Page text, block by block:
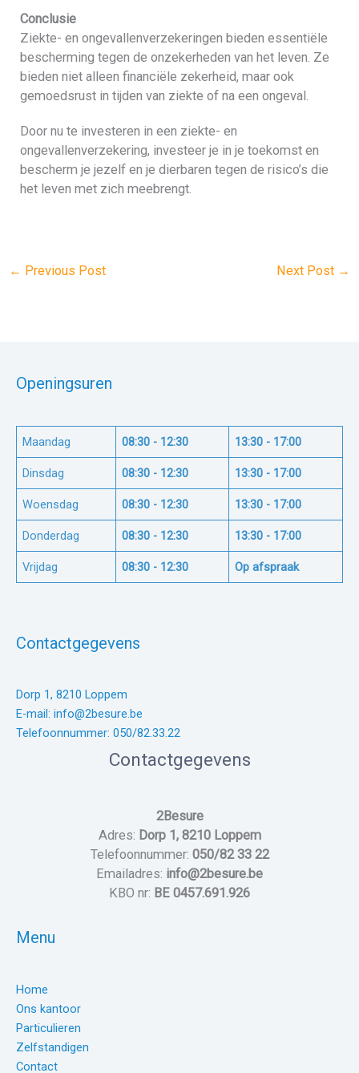
Conclusie
Ziekte- en ongevallenverzekeringen bieden essentiële
bescherming tegen de onzekerheden van het leven. Ze
bieden niet alleen financiële zekerheid, maar ook
gemoedsrust in tijden van ziekte of na een ongeval.
Door nu te investeren in een ziekte- en
ongevallenverzekering, investeer je in je toekomst en
bescherm je jezelf en je dierbaren tegen de risico’s die
het leven met zich meebrengt.
← Previous Post Next Post →
Openingsuren
Maandag 08:30 - 12:30 13:30 - 17:00
Dinsdag 08:30 - 12:30 13:30 - 17:00
Woensdag 08:30 - 12:30 13:30 - 17:00
Donderdag 08:30 - 12:30 13:30 - 17:00
Vrijdag 08:30 - 12:30 Op afspraak
Contactgegevens
Dorp 1, 8210 Loppem
E-mail: info@2besure.be
Telefoonnummer: 050/82.33.22
Contactgegevens
2Besure
Adres: Dorp 1, 8210 Loppem
Telefoonnummer: 050/82 33 22
Emailadres: info@2besure.be
KBO nr: BE 0457.691.926
Menu
Home
Ons kantoor
Particulieren
Zelfstandigen
Contact